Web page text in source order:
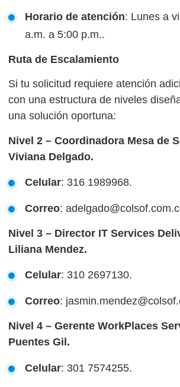
Horario de atención: Lunes a
a.m. a 5:00 p.m..
Ruta de Escalamiento
Si tu solicitud requiere atención
con una estructura de niveles
una solución oportuna:
Nivel 2 – Coordinadora Mesa de
Viviana Delgado.
Celular: 316 1989968.
Correo:
Nivel 3 – Director IT Services
Liliana Mendez.
Celular: 310 2697130.
Correo:
Nivel 4 – Gerente WorkPlaces
Puentes Gil.
Celular: 301 7574255.